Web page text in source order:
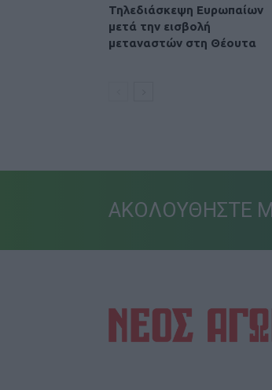
Τηλεδιάσκεψη Ευρωπαίων
μετά την εισβολή
μεταναστών στη Θέουτα
ΑΚΟΛΟΥΘΗΣΤΕ